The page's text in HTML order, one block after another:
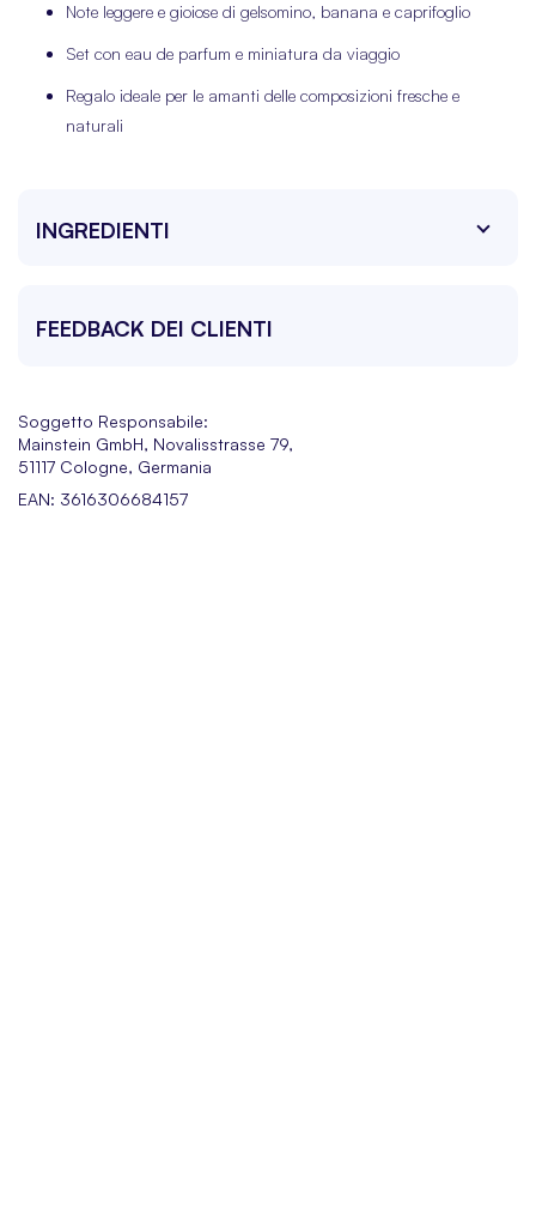
Note leggere e gioiose di gelsomino, banana e caprifoglio
Set con eau de parfum e miniatura da viaggio
Regalo ideale per le amanti delle composizioni fresche e
naturali
INGREDIENTI
FEEDBACK DEI CLIENTI
Soggetto Responsabile:
Mainstein GmbH, Novalisstrasse 79,
51117 Cologne, Germania
EAN: 3616306684157